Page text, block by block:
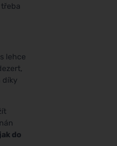
lehce
díky
jak do